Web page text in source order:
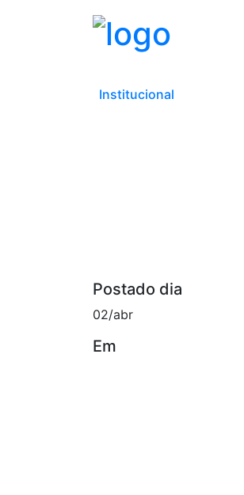
Institucional
Postado dia
02/abr
Em